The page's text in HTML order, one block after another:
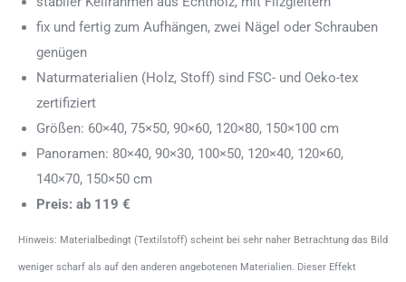
fix und fertig zum Aufhängen, zwei Nägel oder Schrauben
genügen
Naturmaterialien (Holz, Stoff) sind FSC- und Oeko-tex
zertifiziert
Größen: 60×40, 75×50, 90×60, 120×80, 150×100 cm
Panoramen: 80×40, 90×30, 100×50, 120×40, 120×60,
140×70, 150×50 cm
Preis: ab 119 €
Hinweis: Materialbedingt (Textilstoff) scheint bei sehr naher Betrachtung das Bild
weniger scharf als auf den anderen angebotenen Materialien. Dieser Effekt